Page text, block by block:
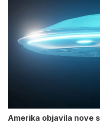
Amerika objavila nove